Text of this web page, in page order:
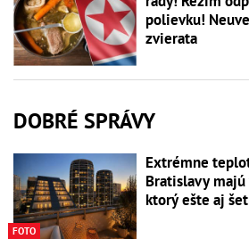
polievku!
zvierata
DOBRÉ SPRÁVY
FOTO
Extrémne
Bratislavy
ktorý ešte aj